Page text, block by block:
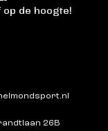
de hoogte!
26B